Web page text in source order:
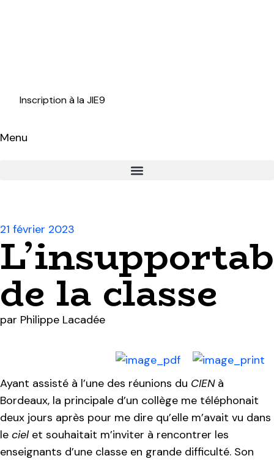
Inscription à la JIE9
Menu
21 février 2023
de la classe
par Philippe Lacadée
Ayant assisté à l’une des réunions du CIENà
Bordeaux, la principale d’un collège me téléphonait
deux jours après pour me dire qu’elle m’avait vu dans
le cielet souhaitait m’inviter à rencontrer les
enseignants d’une classe en grande difficulté. Son